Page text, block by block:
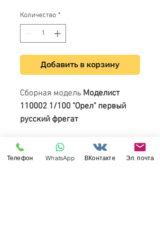
Количество *
Добавить в корзину
Сборная модель Моделист
110002 1/100 "Орел" первый
русский фрегат
Авторский дизайн упаковки,
проработанные схемы окраски,
Телефон WhatsApp ВКонтакте Эл. почта